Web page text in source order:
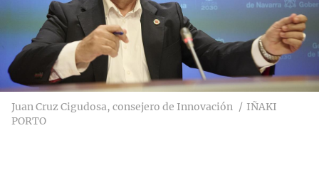
Juan Cruz Cigudosa, consejero de Innovación
IÑAKI
PORTO